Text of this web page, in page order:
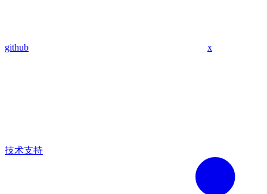
github x
技术支持